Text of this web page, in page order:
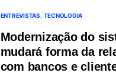
ENTREVISTAS TECNOLOGIA
Modernização do
mudará forma da
com bancos e